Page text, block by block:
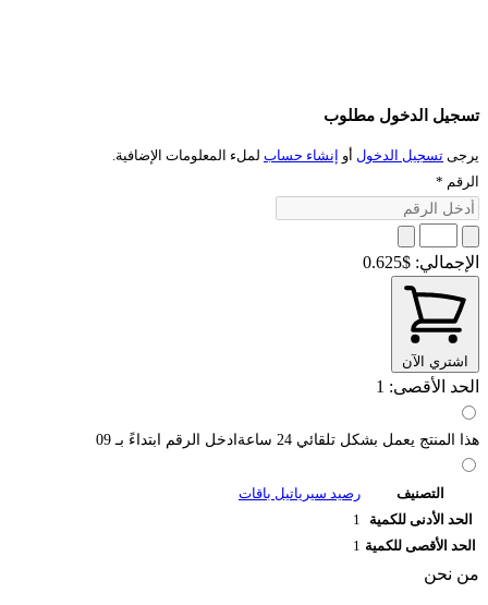
تسجيل الدخول مطلوب
يرجى تسجيل الدخول أو إنشاء حساب لملء المعلومات الإضافية.
الرقم *
الإجمالي: $0.625
اشتري الآن
الحد الأقصى: 1
هذا المنتج يعمل بشكل تلقائي 24 ساعةادخل الرقم ابتداءً بـ 09
التصنيف
رصيد سيرياتيل باقات
الحد الأدنى للكمية
1
الحد الأقصى للكمية 1
من نحن